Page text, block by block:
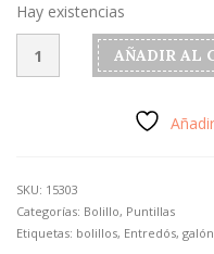
Hay existencias
cantidad
AÑADIR AL
SKU: 15303
Categorías: Bolillo, Puntillas
Etiquetas: bolillos, Entredós, galón